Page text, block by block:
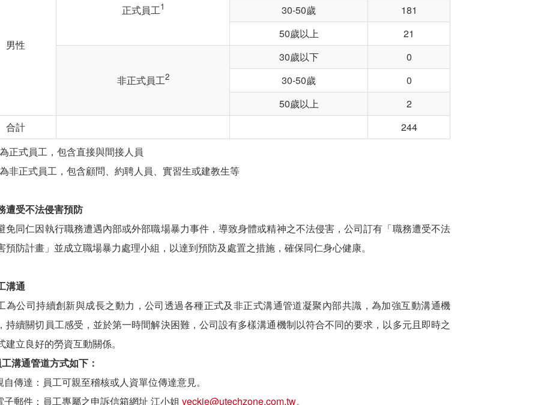
男性
正式員工1
30-50歲
181
50歲以上
21
非正式員工2
30歲以下
0
30-50歲
0
50歲以上
2
合計
244
正式員工，包含直接與間接人員
非正式員工，包含顧問、約聘人員、實習生或建教生等
遭受不法侵害預防
免同仁因執行職務遭遇內部或外部職場暴力事件，導致身體或精神之不法侵害，公司訂有「職務遭受不法
預防計畫」並成立職場暴力處理小組，以達到預防及處置之措施，確保同仁身心健康。
溝通
為公司持續創新與成長之動力，公司透過各種正式及非正式溝通管道凝聚內部共識，為加強互動溝通機
持續關切員工感受，並於第一時間解決困難，公司設有多樣溝通機制以符合不同的要求，以多元且即時之
建立良好的勞資互動關係。
溝通管道方式如下：
自傳達：員工可親至稽核或人資單位傳達意見。
子郵件：員工專屬之申訴信箱網址 江小姐 veckie@utechzone.com.tw。